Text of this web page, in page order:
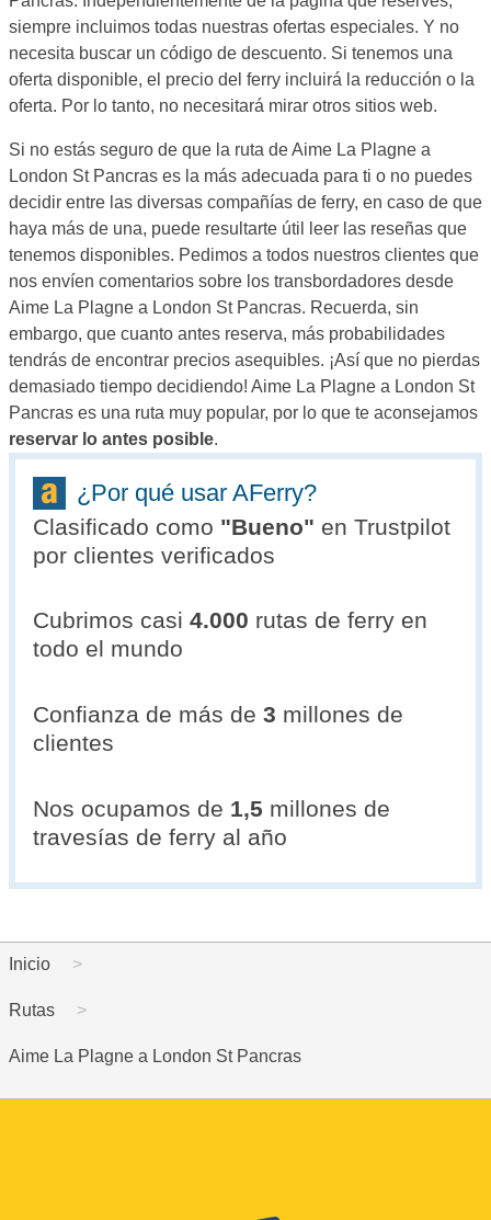
siempre incluimos todas nuestras ofertas especiales. Y no
necesita buscar un código de descuento. Si tenemos una
oferta disponible, el precio del ferry incluirá la reducción o la
oferta. Por lo tanto, no necesitará mirar otros sitios web.
Si no estás seguro de que la ruta de Aime La Plagne a
London St Pancras es la más adecuada para ti o no puedes
decidir entre las diversas compañías de ferry, en caso de que
haya más de una, puede resultarte útil leer las reseñas que
tenemos disponibles. Pedimos a todos nuestros clientes que
nos envíen comentarios sobre los transbordadores desde
Aime La Plagne a London St Pancras. Recuerda, sin
embargo, que cuanto antes reserva, más probabilidades
tendrás de encontrar precios asequibles. ¡Así que no pierdas
demasiado tiempo decidiendo! Aime La Plagne a London St
Pancras es una ruta muy popular, por lo que te aconsejamos
reservar lo antes posible.
¿Por qué usar AFerry?
Clasificado como "Bueno" en Trustpilot
por clientes verificados
Cubrimos casi 4.000 rutas de ferry en
todo el mundo
Confianza de más de 3 millones de
clientes
Nos ocupamos de 1,5 millones de
travesías de ferry al año
Inicio
Rutas
Aime La Plagne a London St Pancras